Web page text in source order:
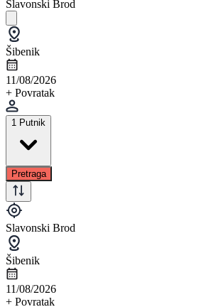
Slavonski Brod
Šibenik
11/08/2026
+ Povratak
1 Putnik
Pretraga
Slavonski Brod
Šibenik
11/08/2026
+ Povratak